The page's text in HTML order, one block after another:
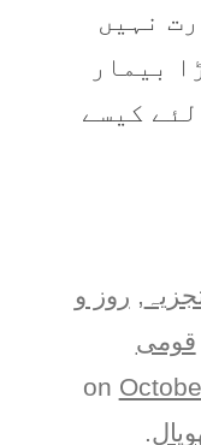
نہیں
بیمار
کیسے
, روز و
قومی
.